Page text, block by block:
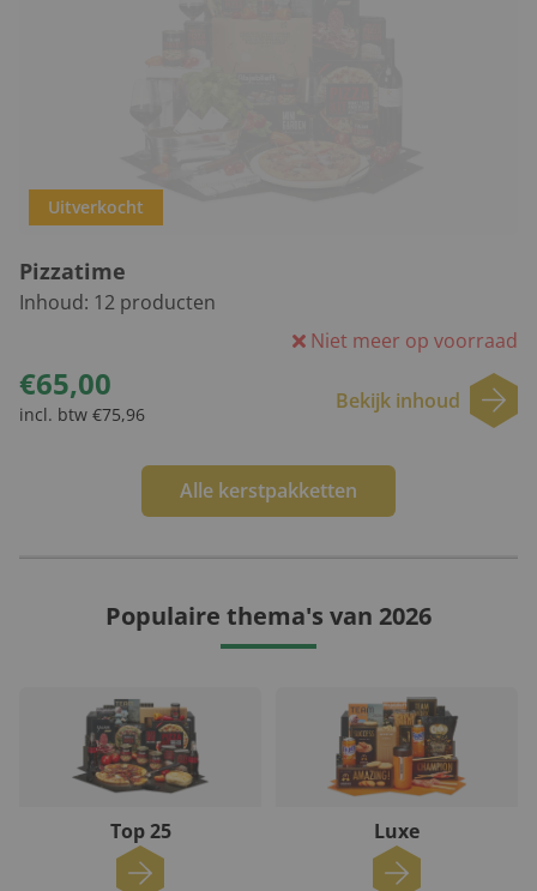
Uitverkocht
Pizzatime
Inhoud: 12 producten
Niet meer op voorraad
€65,00
incl. btw €75,96
Bekijk inhoud
Alle kerstpakketten
Populaire thema's van 2026
Top 25 Luxe